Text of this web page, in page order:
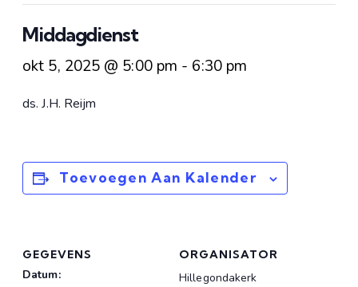
Middagdienst
okt 5, 2025 @ 5:00 pm - 6:30 pm
ds. J.H. Reijm
Toevoegen Aan Kalender
GEGEVENS
Datum:
ORGANISATOR
Hillegondakerk